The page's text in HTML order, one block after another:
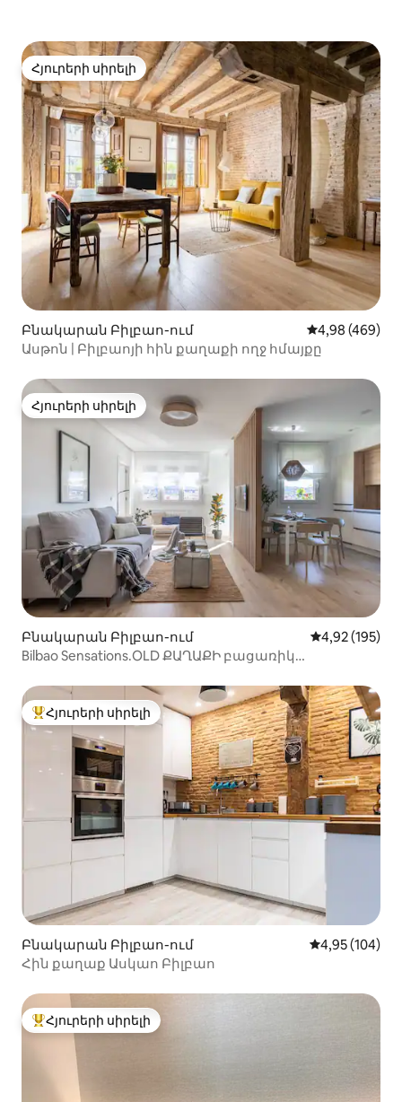
Հյուրերի սիրելի
Հյուրերի սիրելի
Բնակարան Բիլբաո-ում Միջին
4,98 (469)
Ասթոն | Բիլբաոյի հին քաղաքի ողջ հմայքը
Հյուրերի սիրելի
Հյուրերի սիրելի
Բնակարան Բիլբաո-ում Միջին
4,92 (195)
Bilbao Sensations.OLD ՔԱՂԱՔԻ բացառիկ
Հյուրերի սիրելի լավագույն տները
Հյուրերի սիրելի
Բնակարան Բիլբաո-ում Միջին
4,95 (104)
Հին քաղաք Ասկաո Բիլբաո
Հյուրերի սիրելի լավագույն տները
Հյուրերի սիրելի